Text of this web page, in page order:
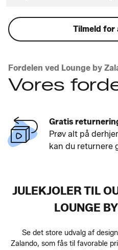
Tilmeld for
Fordelen ved Lounge by
Vores
Gratis
Prøv alt på
kan du returnere
JULEKJOLER TIL
LOUNGE
Se det store udvalg af
Zalando, som fås til favorable